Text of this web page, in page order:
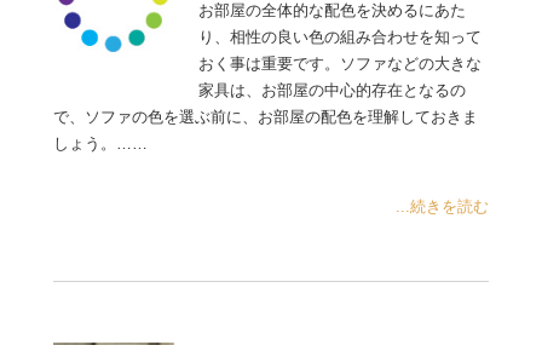
お部屋の全体的な配色を決めるにあた
り、相性の良い色の組み合わせを知って
おく事は重要です。ソファなどの大きな
家具は、お部屋の中心的存在となるの
で、ソファの色を選ぶ前に、お部屋の配色を理解しておきま
しょう。……
...続きを読む